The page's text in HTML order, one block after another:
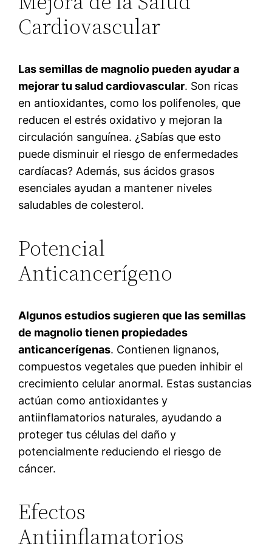
Cardiovascular
Las semillas de magnolio pueden ayudar a
mejorar tu salud cardiovascular. Son ricas
en antioxidantes, como los polifenoles, que
reducen el estrés oxidativo y mejoran la
circulación sanguínea. ¿Sabías que esto
puede disminuir el riesgo de enfermedades
cardíacas? Además, sus ácidos grasos
esenciales ayudan a mantener niveles
saludables de colesterol.
Potencial
Anticancerígeno
Algunos estudios sugieren que las semillas
de magnolio tienen propiedades
anticancerígenas. Contienen lignanos,
compuestos vegetales que pueden inhibir el
crecimiento celular anormal. Estas sustancias
actúan como antioxidantes y
antiinflamatorios naturales, ayudando a
proteger tus células del daño y
potencialmente reduciendo el riesgo de
cáncer.
Efectos
Antiinflamatorios